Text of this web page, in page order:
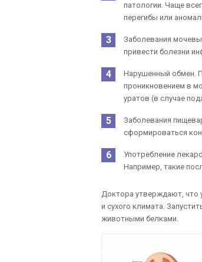
патологии. Чаще
перегибы или
Заболевания
привести болезни
Нарушенный обмен.
проникновением в
уратов (в случае
Заболевания
сформироваться
Употребление
Например, такие
Доктора утверждают, что
и сухого климата.
животными белками.